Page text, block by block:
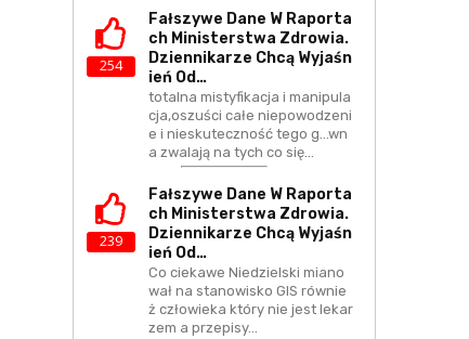
254
Fałszywe Dane W Raporta
Ch Ministerstwa Zdrowia.
Dziennikarze Chcą Wyjaśn
Ień Od…
totalna mistyfikacja i manipula
cja,oszuści całe niepowodzeni
e i nieskuteczność tego g...wn
a zwalają na tych co się…
239
Fałszywe Dane W Raporta
Ch Ministerstwa Zdrowia.
Dziennikarze Chcą Wyjaśn
Ień Od…
Co ciekawe Niedzielski miano
wał na stanowisko GIS równie
ż człowieka który nie jest lekar
zem a przepisy…